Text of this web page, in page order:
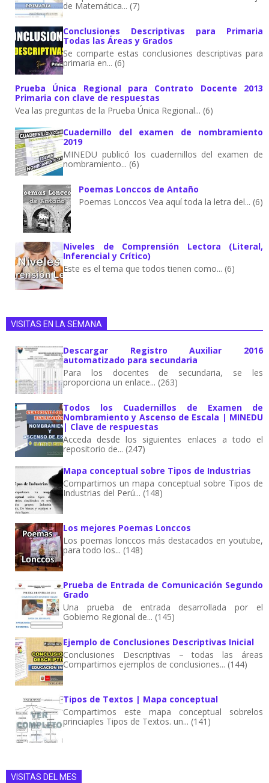
de Matemática... (7)
Conclusiones Descriptivas para Primaria
Todas las Áreas y Grados
Se comparte estas conclusiones descriptivas para
primaria en... (6)
Prueba Única Regional para Contrato Docente 2013
Primaria con clave de respuestas
Vea las preguntas de la Prueba Única Regional... (6)
Cuadernillo del examen de nombramiento
2019
MINEDU publicó los cuadernillos del examen de
nombramiento... (6)
Poemas Lonccos de Antaño
Poemas Lonccos Vea aquí toda la letra del... (6)
Niveles de Comprensión Lectora (Literal,
Inferencial y Crítico)
Este es el tema que todos tienen como... (6)
VISITAS EN LA SEMANA
Descargar Registro Auxiliar 2016
automatizado para secundaria
Para los docentes de secundaria, se les
proporciona un enlace... (263)
Todos los Cuadernillos de Examen de
Nombramiento y Ascenso de Escala | MINEDU
| Clave de respuestas
Acceda desde los siguientes enlaces a todo el
repositorio de... (247)
Mapa conceptual sobre Tipos de Industrias
Compartimos un mapa conceptual sobre Tipos de
Industrias del Perú... (148)
Los mejores Poemas Lonccos
Los poemas lonccos más destacados en youtube,
para todo los... (148)
Prueba de Entrada de Comunicación Segundo
Grado
Una prueba de entrada desarrollada por el
Gobierno Regional de... (145)
Ejemplo de Conclusiones Descriptivas Inicial
Conclusiones Descriptivas – todas las áreas
Compartimos ejemplos de conclusiones... (144)
Tipos de Textos | Mapa conceptual
Compartimos este mapa conceptual sobrelos
princiaples Tipos de Textos. un... (141)
VISITAS DEL MES